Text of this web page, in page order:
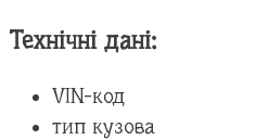
Технічні дані:
VIN-код
тип кузова